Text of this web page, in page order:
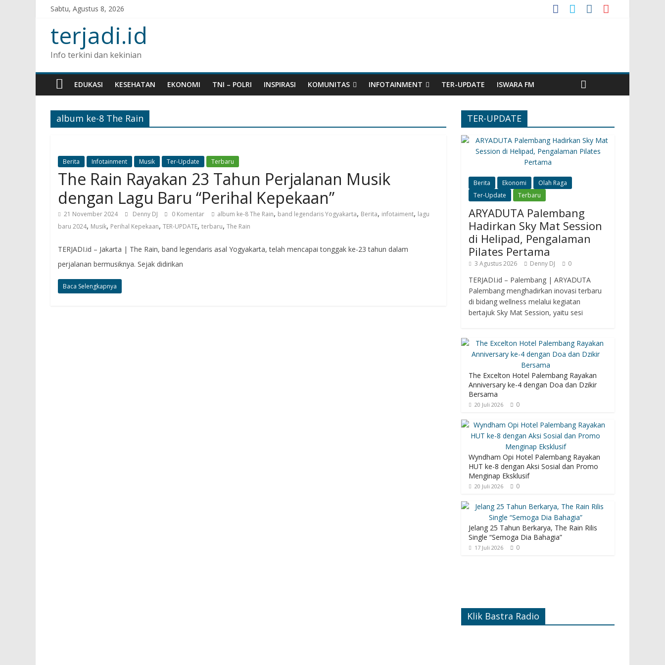
Sabtu, Agustus 8, 2026
terjadi.id
Info terkini dan kekinian
EDUKASI KESEHATAN EKONOMI TNI – POLRI INSPIRASI KOMUNITAS INFOTAINMENT TER-UPDATE ISWARA FM
album ke-8 The Rain
Berita Infotainment Musik Ter-Update Terbaru
The Rain Rayakan 23 Tahun Perjalanan Musik
dengan Lagu Baru “Perihal Kepekaan”
21 November 2024 Denny DJ 0 Komentar album ke-8 The Rain, band legendaris Yogyakarta, Berita, infotaiment, lagu
baru 2024, Musik, Perihal Kepekaan, TER-UPDATE, terbaru, The Rain
TERJADI.id – Jakarta | The Rain, band legendaris asal Yogyakarta, telah mencapai tonggak ke-23 tahun dalam
perjalanan bermusiknya. Sejak didirikan
Baca Selengkapnya
TER-UPDATE
Berita Ekonomi
Olah Raga
Ter-Update
Terbaru
ARYADUTA Palembang
Hadirkan Sky Mat Session
di Helipad, Pengalaman
Pilates Pertama
3 Agustus 2026 Denny DJ 0
TERJADI.id – Palembang | ARYADUTA
Palembang menghadirkan inovasi terbaru
di bidang wellness melalui kegiatan
bertajuk Sky Mat Session, yaitu sesi
The Excelton Hotel Palembang Rayakan
Anniversary ke-4 dengan Doa dan Dzikir
Bersama
20 Juli 2026 0
Wyndham Opi Hotel Palembang Rayakan
HUT ke-8 dengan Aksi Sosial dan Promo
Menginap Eksklusif
20 Juli 2026 0
Jelang 25 Tahun Berkarya, The Rain Rilis
Single “Semoga Dia Bahagia”
17 Juli 2026 0
Klik Bastra Radio